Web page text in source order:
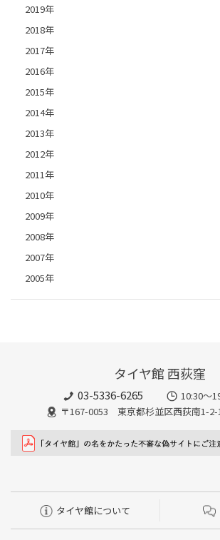
2019年
2018年
2017年
2016年
2015年
2014年
2013年
2012年
2011年
2010年
2009年
2008年
2007年
2005年
タイヤ館 西荻窪
03-5336-6265
10:30～
〒167-0053 東京都杉並区西荻南1-2-
タイヤ館について